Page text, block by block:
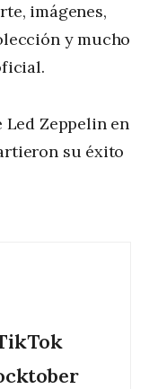
imágenes,
y mucho
Led Zeppelin en
su éxito